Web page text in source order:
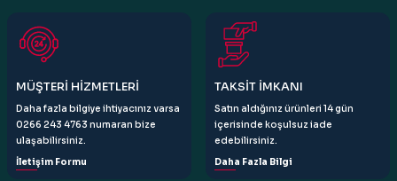
Gönder
MÜŞTERİ HİZMETLERİ
Daha fazla bilgiye ihtiyacınız varsa
0266 243 4763 numaran bize
ulaşabilirsiniz.
İletişim Formu
TAKSİT İMKANI
Satın aldığınız ürünleri 14 gün
içerisinde koşulsuz iade
edebilirsiniz.
Daha Fazla Bilgi